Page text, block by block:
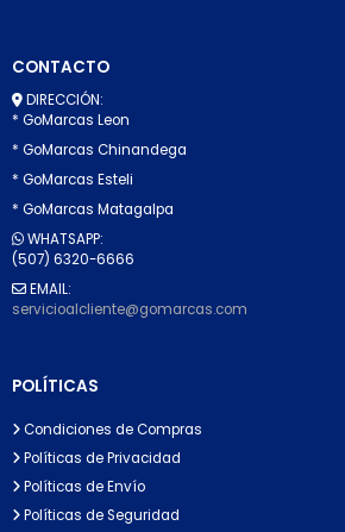
CONTACTO
DIRECCIÓN:
* GoMarcas Leon
* GoMarcas Chinandega
* GoMarcas Esteli
* GoMarcas Matagalpa
WHATSAPP:
(507) 6320-6666
EMAIL:
servicioalcliente@gomarcas.com
POLÍTICAS
Condiciones de Compras
Políticas de Privacidad
Políticas de Envío
Políticas de Seguridad